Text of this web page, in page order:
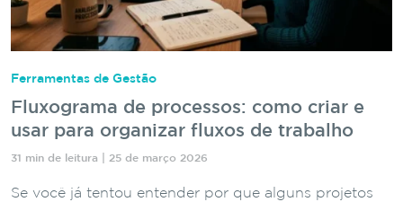
Ferramentas de Gestão
Fluxograma de processos: como criar e
usar para organizar fluxos de trabalho
31 min de leitura | 25 de março 2026
Se você já tentou entender por que alguns projetos